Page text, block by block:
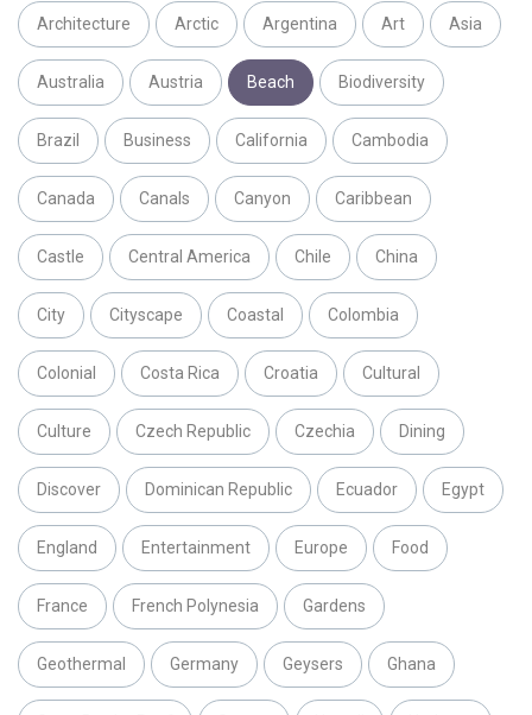
Architecture Arctic Argentina Art Asia
Australia Austria Beach Biodiversity
Brazil Business California Cambodia
Canada Canals Canyon Caribbean
Castle Central America Chile China
City Cityscape Coastal Colombia
Colonial Costa Rica Croatia Cultural
Culture Czech Republic Czechia Dining
Discover Dominican Republic Ecuador Egypt
England Entertainment Europe Food
France French Polynesia Gardens
Geothermal Germany Geysers Ghana